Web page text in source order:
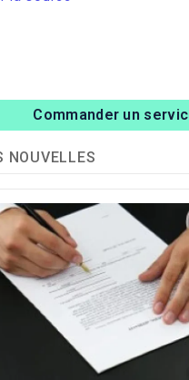
Commander un
NOUVELLES